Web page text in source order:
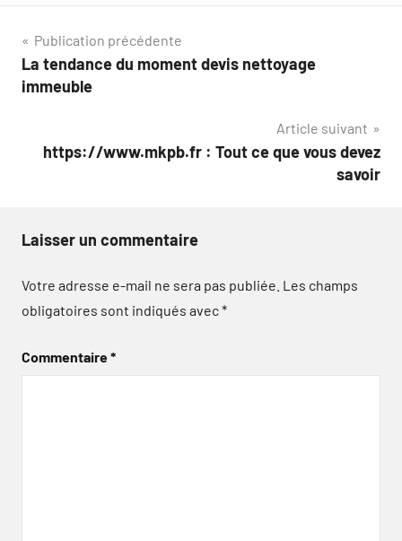
Navigation
de
Publication précédente
La tendance du moment devis nettoyage
immeuble
Article suivant
https://www.mkpb.fr : Tout ce que vous devez
savoir
Laisser un commentaire
Votre adresse e-mail ne sera pas publiée. Les champs
obligatoires sont indiqués avec*
Commentaire*